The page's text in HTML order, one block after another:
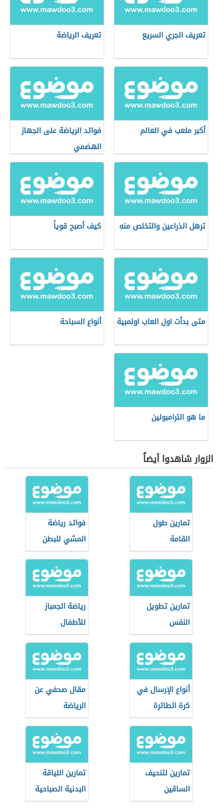
تعريف الجري السريع تعريف الرياضة
أكبر ملعب في العالم
فوائد الرياضة على الجهاز
الهضمي
ترهل الذراعين والتخلص منه كيف أصبح قوياً
متى بدأت اول العاب اولمبية أنواع السباحة
ما هو الترامبولين
الزوار شاهدوا أيضاً
تمارين طول
القامة
فوائد رياضة
المشي للبطن
تمارين تطويل
النفس
رياضة الجمباز
للأطفال
أنواع الإرسال في
كرة الطائرة
مقال صحفي عن
الرياضة
تمارين لتنحيف
الساقين
تمارين اللياقة
البدنية الصباحية